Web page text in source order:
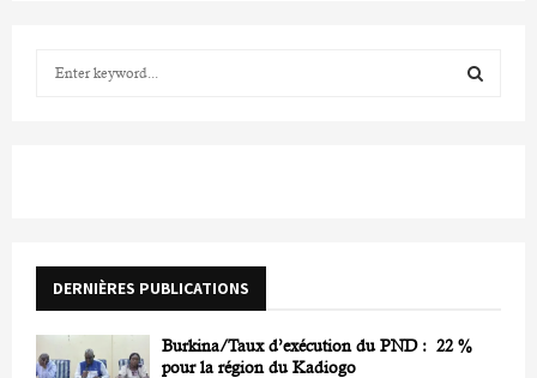
r
DERNIÈRES PUBLICATIONS
Burkina/Taux d’exécution du PND : 22 %
pour la région du Kadiogo